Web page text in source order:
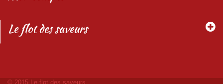
Le flot des saveurs
© 2015 Le flot des saveurs